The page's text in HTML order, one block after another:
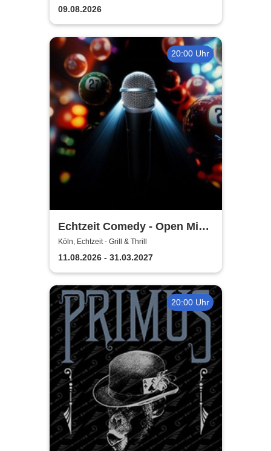
09.08.2026
20:00 Uhr
Echtzeit Comedy - Open Mic
& Bingo
Köln, Echtzeit - Grill & Thrill
11.08.2026 - 31.03.2027
20:00 Uhr